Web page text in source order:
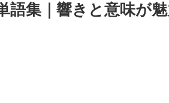
語集｜響きと意味が